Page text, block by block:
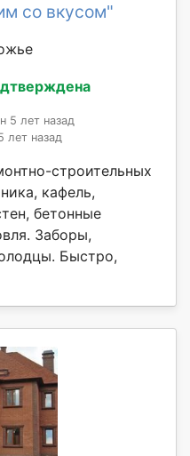
со вкусом"
5 лет назад
лет назад
строительных
кафель,
бетонные
Заборы,
Быстро,